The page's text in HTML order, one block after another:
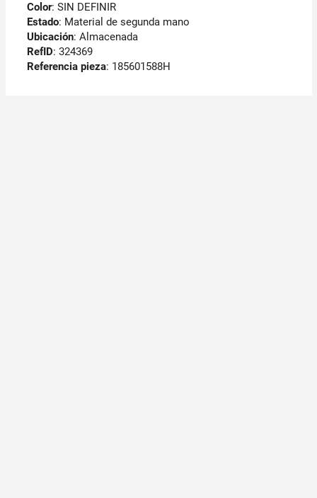
Color: SIN DEFINIR
Estado: Material de segunda mano
Ubicación: Almacenada
RefID: 324369
Referencia pieza: 185601588H